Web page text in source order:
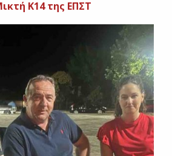
Κ14 της ΕΠΣΤ